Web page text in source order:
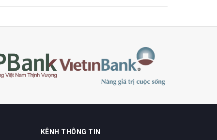
KÊNH THÔNG TIN